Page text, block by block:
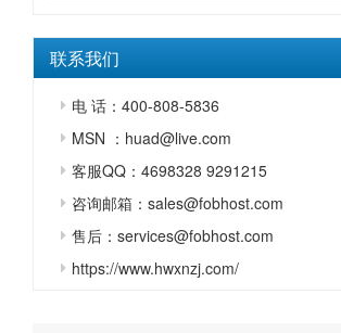
联系我们
电 话：400-808-5836
MSN ：huad@live.com
客服QQ：4698328 9291215
咨询邮箱：sales@fobhost.com
售后：services@fobhost.com
https://www.hwxnzj.com/